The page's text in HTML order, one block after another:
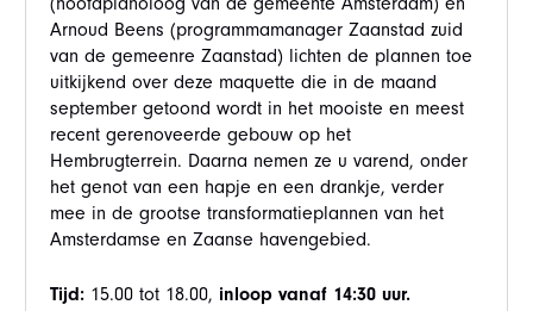
Arnoud Beens (programmamanager Zaanstad zuid
van de gemeenre Zaanstad) lichten de plannen toe
uitkijkend over deze maquette die in de maand
september getoond wordt in het mooiste en meest
recent gerenoveerde gebouw op het
Hembrugterrein. Daarna nemen ze u varend, onder
het genot van een hapje en een drankje, verder
mee in de grootse transformatieplannen van het
Amsterdamse en Zaanse havengebied.
Tijd: 15.00 tot 18.00, inloop vanaf 14:30 uur.